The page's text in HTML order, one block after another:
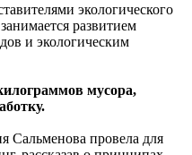
экологического
развитием
и экологическим
мусора,
Сальменова провела для